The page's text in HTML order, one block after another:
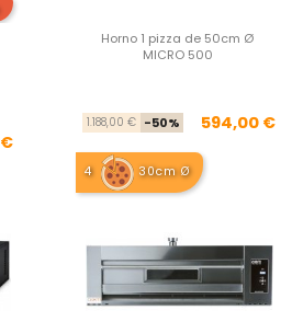
Precio base
Horno 1 pizza de 50cm Ø
MICRO 500
1.188,00 € -50% 594,00 €
4 30cm Ø